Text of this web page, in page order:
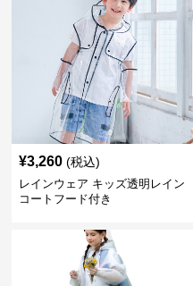
¥3,260 (税込)
レインウェア キッズ透明レイン
コートフード付き